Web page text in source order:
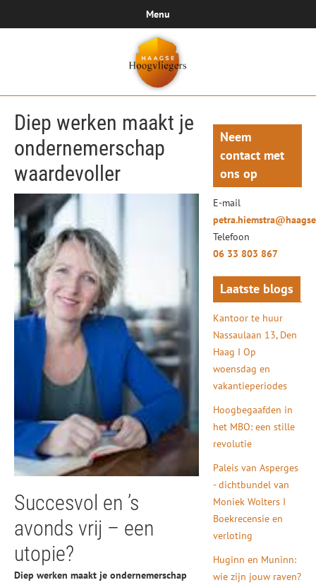
Menu
Diep werken maakt je
ondernemerschap
waardevoller
Succesvol en ’s
avonds vrij – een
utopie?
Diep werken maakt je ondernemerschap
Neem
contact met
ons op
E-mail
Telefoon
06 33 803 867
Laatste blogs
Kantoor te huur
Nassaulaan 13, Den
Haag I Op
woensdag en
vakantieperiodes
Hoogbegaafden in
het MBO: een stille
revolutie
Paleis van Asperges
- dichtbundel van
Moniek Wolters I
Boekrecensie en
verloting
Huginn en Muninn:
wie zijn jouw raven?